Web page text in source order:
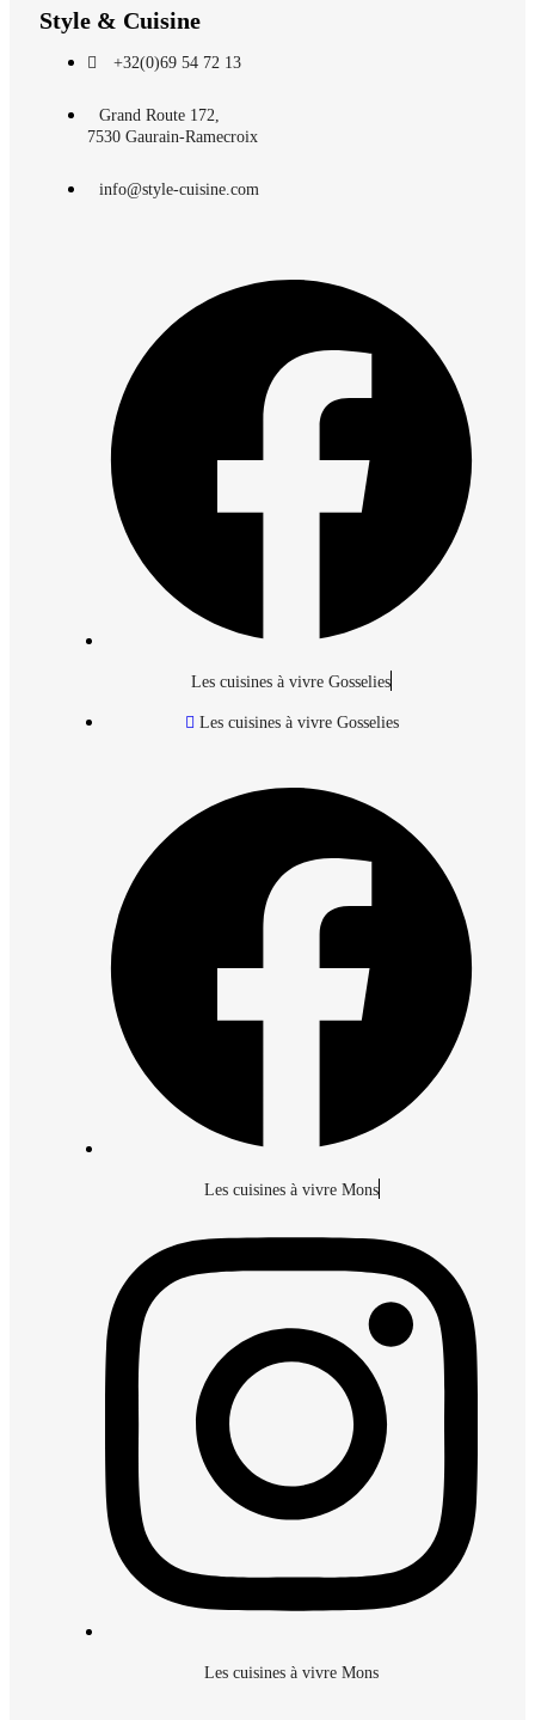
Style & Cuisine
+32(0)69 54 72 13
Grand Route 172,
7530 Gaurain-Ramecroix
info@style-cuisine.com
Les cuisines à vivre Gosselies
Les cuisines à vivre Gosselies
Les cuisines à vivre Mons
Les cuisines à vivre Mons